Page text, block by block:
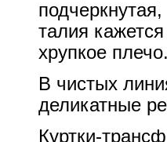
талия
хрупкое
В чистых
деликатные
Куртки-